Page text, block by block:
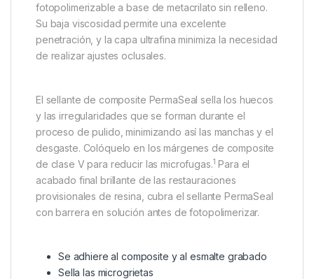
fotopolimerizable a base de metacrilato sin relleno.
Su baja viscosidad permite una excelente
penetración, y la capa ultrafina minimiza la necesidad
de realizar ajustes oclusales.
El sellante de composite PermaSeal sella los huecos
y las irregularidades que se forman durante el
proceso de pulido, minimizando así las manchas y el
desgaste. Colóquelo en los márgenes de composite
de clase V para reducir las microfugas.1 Para el
acabado final brillante de las restauraciones
provisionales de resina, cubra el sellante PermaSeal
con barrera en solución antes de fotopolimerizar.
Se adhiere al composite y al esmalte grabado
Sella las microgrietas